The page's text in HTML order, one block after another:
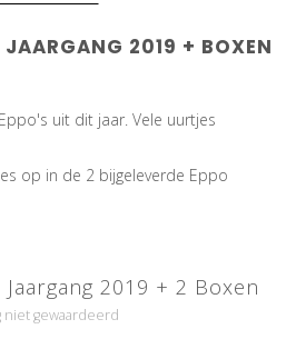
JAARGANG 2019 + BOXEN
uit dit jaar. Vele uurtjes
op in de 2 bijgeleverde Eppo
2019 + 2 Boxen
niet gewaardeerd